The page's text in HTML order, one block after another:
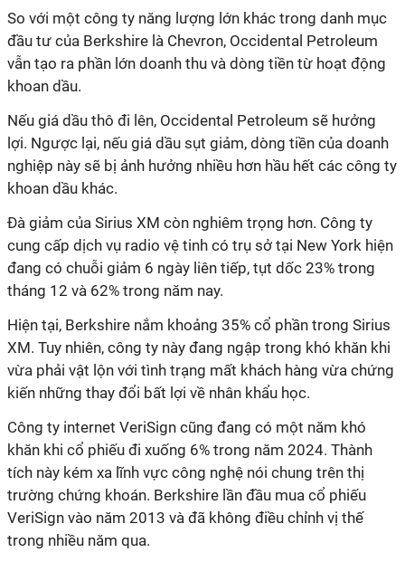
So với một công ty năng lượng lớn khác trong danh mục
đầu tư của Berkshire là Chevron, Occidental Petroleum
vẫn tạo ra phần lớn doanh thu và dòng tiền từ hoạt động
khoan dầu.
Nếu giá dầu thô đi lên, Occidental Petroleum sẽ hưởng
lợi. Ngược lại, nếu giá dầu sụt giảm, dòng tiền của doanh
nghiệp này sẽ bị ảnh hưởng nhiều hơn hầu hết các công ty
khoan dầu khác.
Đà giảm của Sirius XM còn nghiêm trọng hơn. Công ty
cung cấp dịch vụ radio vệ tinh có trụ sở tại New York hiện
đang có chuỗi giảm 6 ngày liên tiếp, tụt dốc 23% trong
tháng 12 và 62% trong năm nay.
Hiện tại, Berkshire nắm khoảng 35% cổ phần trong Sirius
XM. Tuy nhiên, công ty này đang ngập trong khó khăn khi
vừa phải vật lộn với tình trạng mất khách hàng vừa chứng
kiến những thay đổi bất lợi về nhân khẩu học.
Công ty internet VeriSign cũng đang có một năm khó
khăn khi cổ phiếu đi xuống 6% trong năm 2024. Thành
tích này kém xa lĩnh vực công nghệ nói chung trên thị
trường chứng khoán. Berkshire lần đầu mua cổ phiếu
VeriSign vào năm 2013 và đã không điều chỉnh vị thế
trong nhiều năm qua.